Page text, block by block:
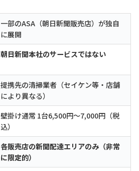
一部のASA（朝日新聞販売店）が独自
に展開
朝日新聞本社のサービスではない
提携先の清掃業者（セイケン等・店舗
により異なる）
壁掛け通常 1台6,500円〜7,000円（税
込）
各販売店の新聞配達エリアのみ（非常
に限定的）